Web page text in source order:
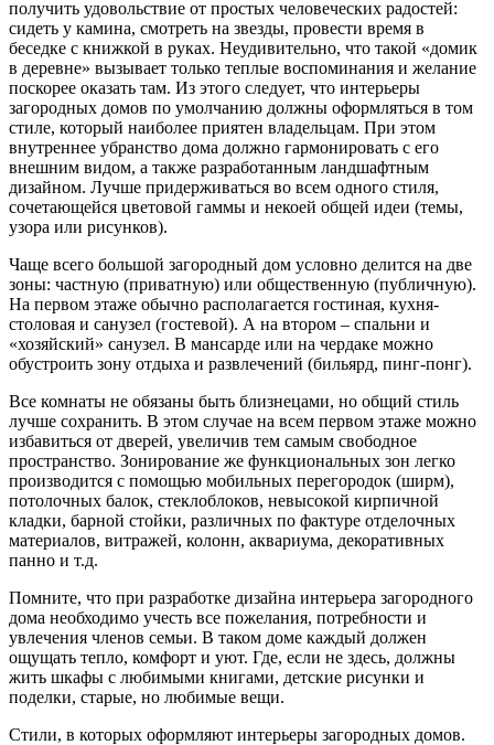
получить удовольствие от простых человеческих радостей:
сидеть у камина, смотреть на звезды, провести время в
беседке с книжкой в руках. Неудивительно, что такой «домик
в деревне» вызывает только теплые воспоминания и желание
поскорее оказать там. Из этого следует, что интерьеры
загородных домов по умолчанию должны оформляться в том
стиле, который наиболее приятен владельцам. При этом
внутреннее убранство дома должно гармонировать с его
внешним видом, а также разработанным ландшафтным
дизайном. Лучше придерживаться во всем одного стиля,
сочетающейся цветовой гаммы и некоей общей идеи (темы,
узора или рисунков).
Чаще всего большой загородный дом условно делится на две
зоны: частную (приватную) или общественную (публичную).
На первом этаже обычно располагается гостиная, кухня-
столовая и санузел (гостевой). А на втором – спальни и
«хозяйский» санузел. В мансарде или на чердаке можно
обустроить зону отдыха и развлечений (бильярд, пинг-понг).
Все комнаты не обязаны быть близнецами, но общий стиль
лучше сохранить. В этом случае на всем первом этаже можно
избавиться от дверей, увеличив тем самым свободное
пространство. Зонирование же функциональных зон легко
производится с помощью мобильных перегородок (ширм),
потолочных балок, стеклоблоков, невысокой кирпичной
кладки, барной стойки, различных по фактуре отделочных
материалов, витражей, колонн, аквариума, декоративных
панно и т.д.
Помните, что при разработке дизайна интерьера загородного
дома необходимо учесть все пожелания, потребности и
увлечения членов семьи. В таком доме каждый должен
ощущать тепло, комфорт и уют. Где, если не здесь, должны
жить шкафы с любимыми книгами, детские рисунки и
поделки, старые, но любимые вещи.
Стили, в которых оформляют интерьеры загородных домов.